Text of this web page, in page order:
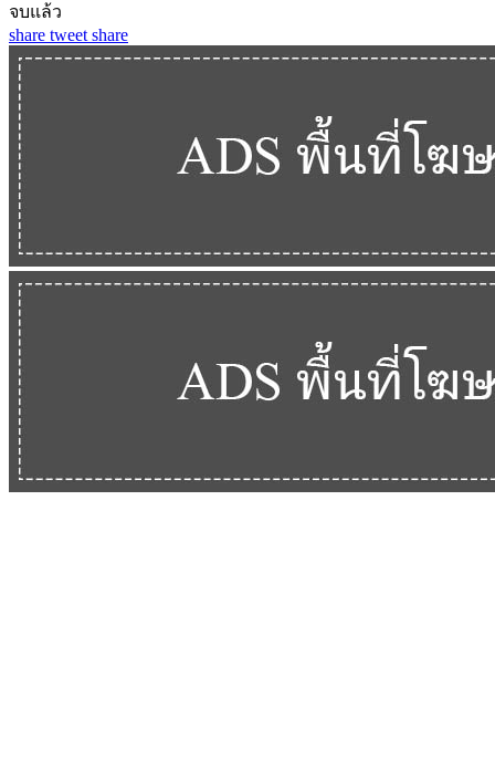
จบแล้ว
share tweet share